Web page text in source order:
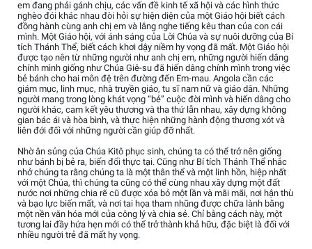
em đang phải gánh chịu, các vấn đề kinh tế xã hội và các hình thức
nghèo đói khác nhau đòi hỏi sự hiện diện của một Giáo hội biết cách
đồng hành cùng anh chị em và lắng nghe tiếng kêu than của con cái
mình. Một Giáo hội, với ánh sáng của Lời Chúa và sự nuôi dưỡng của Bí
tích Thánh Thể, biết cách khơi dậy niềm hy vọng đã mất. Một Giáo hội
được tạo nên từ những người như anh chị em, những người hiến dâng
chính mình giống như Chúa Giê-su đã hiến dâng chính mình trong việc
bẻ bánh cho hai môn đệ trên đường đến Em-mau. Angola cần các
giám mục, linh mục, nhà truyền giáo, tu sĩ nam nữ và giáo dân. Những
người mang trong lòng khát vọng “bẻ” cuộc đời mình và hiến dâng cho
người khác, cam kết yêu thương và tha thứ lẫn nhau, xây dựng không
gian bác ái và hòa bình, và thực hiện những hành động thương xót và
liên đới đối với những người cần giúp đỡ nhất.
Nhờ ân sủng của Chúa Kitô phục sinh, chúng ta có thể trở nên giống
như bánh bị bẻ ra, biến đổi thực tại. Cũng như Bí tích Thánh Thể nhắc
nhở chúng ta rằng chúng ta là một thân thể và một linh hồn, hiệp nhất
với một Chúa, thì chúng ta cũng có thể cùng nhau xây dựng một đất
nước nơi những chia rẽ cũ được xóa bỏ một lần và mãi mãi, nơi hận thù
và bạo lực biến mất, và nơi tai họa tham nhũng được chữa lành bằng
một nền văn hóa mới của công lý và chia sẻ. Chỉ bằng cách này, một
tương lai đầy hứa hẹn mới có thể trở thành khả hữu, đặc biệt là đối với
nhiều người trẻ đã mất hy vọng.